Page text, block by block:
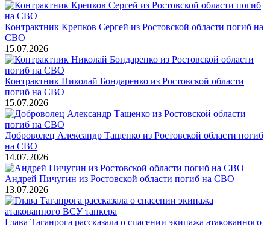
Контрактник Крепков Сергей из Ростовской области погиб на
СВО
15.07.2026
Контрактник Николай Бондаренко из Ростовской области
погиб на СВО
15.07.2026
Доброволец Александр Тащенко из Ростовской области погиб
на СВО
14.07.2026
Андрей Пичугин из Ростовской области погиб на СВО
13.07.2026
Глава Таганрога рассказала о спасении экипажа атакованного